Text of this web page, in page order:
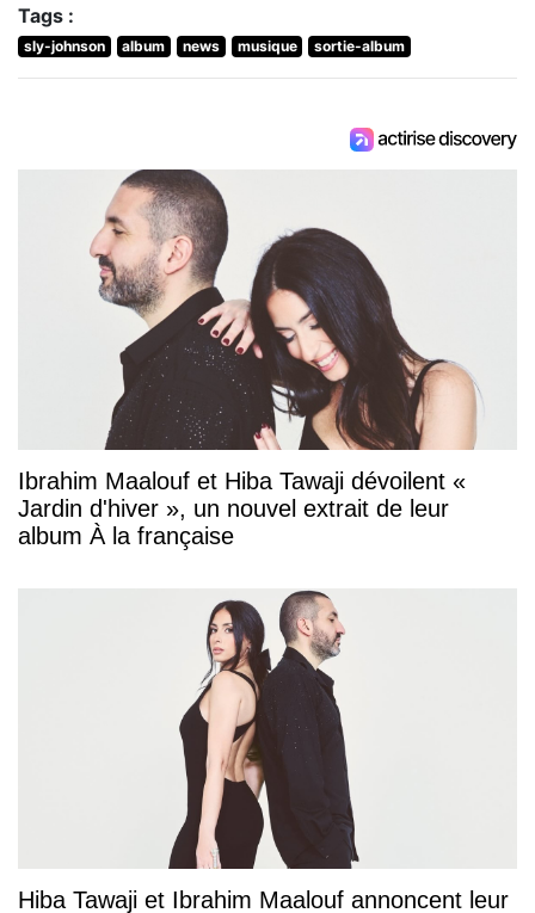
Tags :
sly-johnson album news musique sortie-album
Ibrahim Maalouf et Hiba Tawaji dévoilent «
Jardin d'hiver », un nouvel extrait de leur
album À la française
Hiba Tawaji et Ibrahim Maalouf annoncent leur